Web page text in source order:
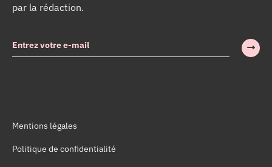
par la rédaction.
Mentions légales
Politique de confidentialité